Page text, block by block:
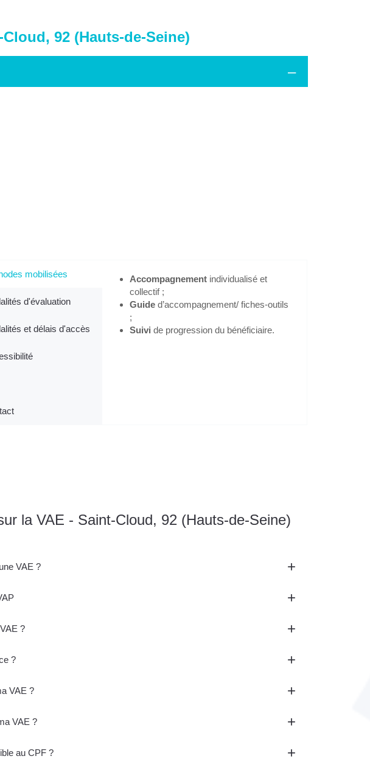
92 (Hauts-de-Seine)
mobilisées
d'évaluation
et délais d'accès
Accompagnement individualisé et
collectif ;
Guide d’accompagnement/ fiches-outils
;
Suivi de progression du bénéficiaire.
la VAE - Saint-Cloud, 92 (Hauts-de-Seine)
VAE ?
?
?
VAE ?
VAE ?
au CPF ?